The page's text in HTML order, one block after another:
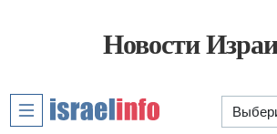
Новости